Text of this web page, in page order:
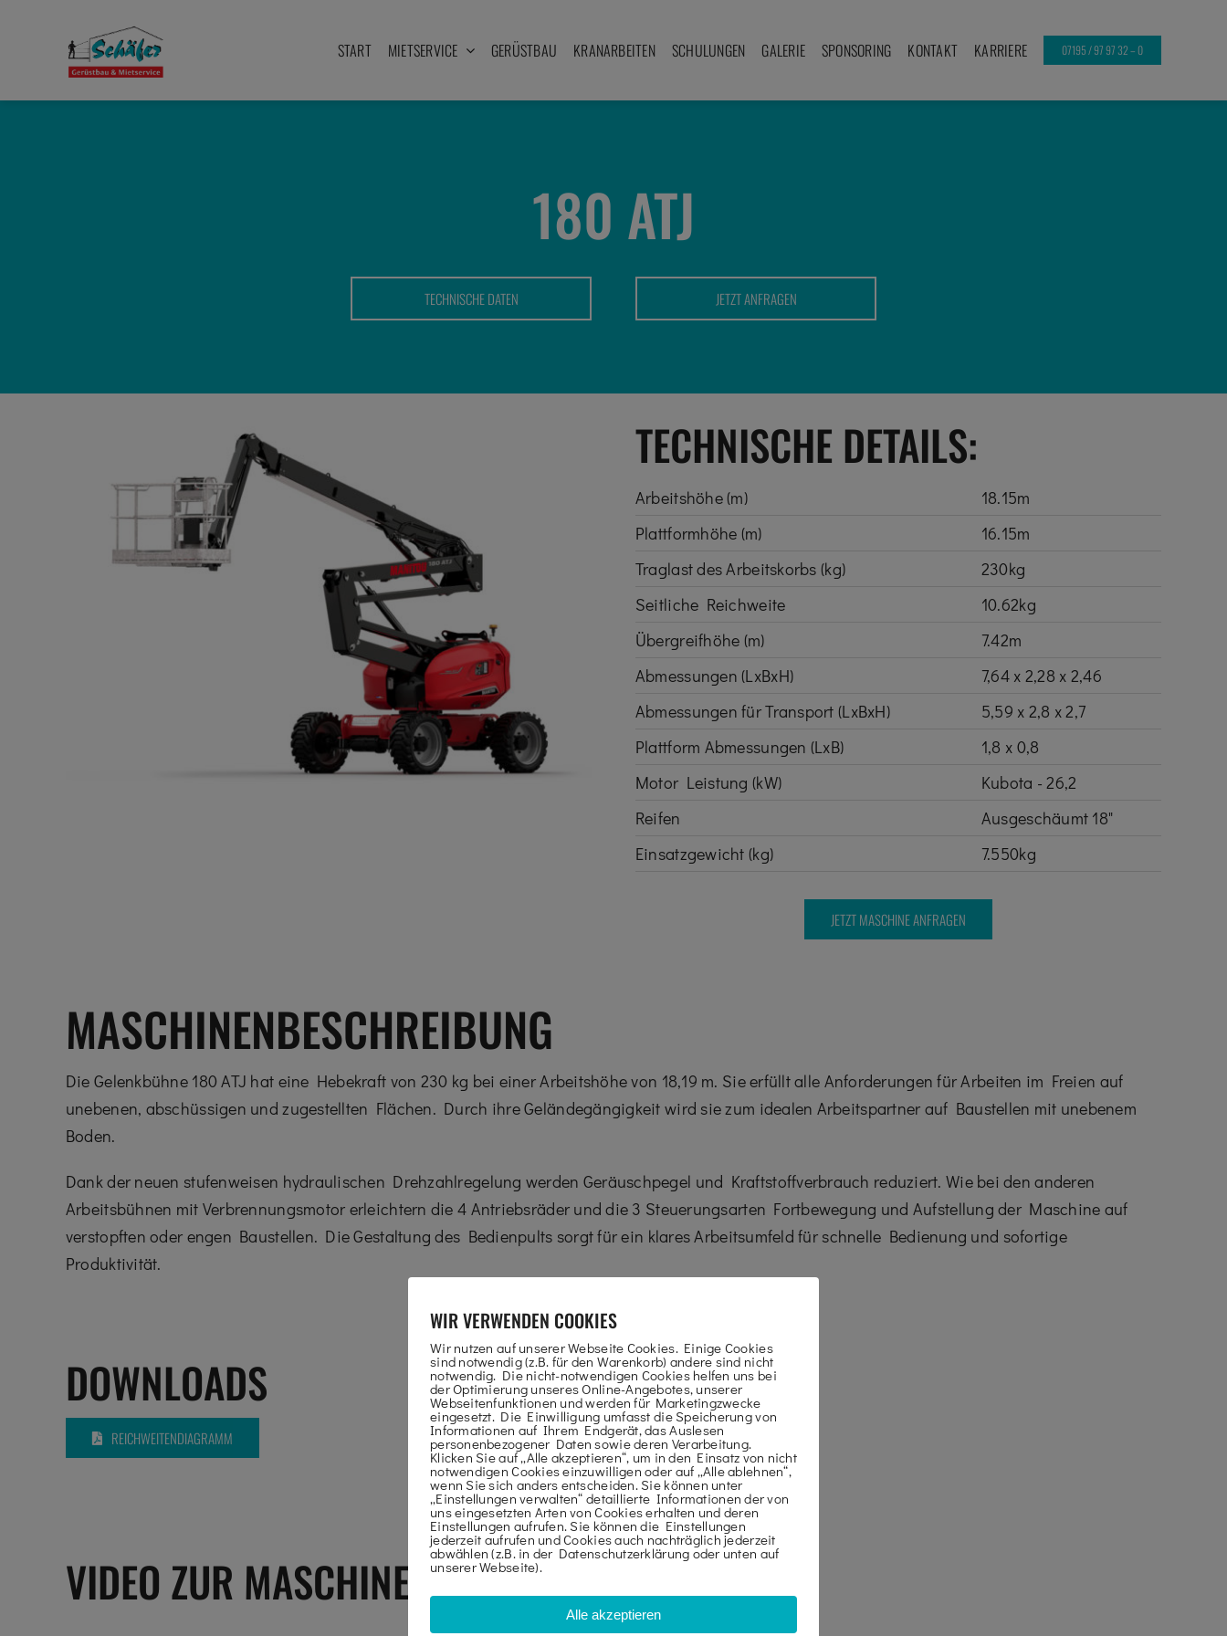
START MIETSERVICE GERÜSTBAU KRANARBEITEN SCHULUNGEN GALERIE SPONSORING KONTAKT KARRIERE 07195 / 97 97 32 – 0
180 ATJ
TECHNISCHE DATEN JETZT ANFRAGEN
TECHNISCHE DETAILS:
Arbeitshöhe (m)
18.15m
Plattformhöhe (m)
16.15m
Traglast des Arbeitskorbs (kg)
230kg
Seitliche Reichweite
10.62kg
Übergreifhöhe (m)
7.42m
Abmessungen (LxBxH)
7,64 x 2,28 x 2,46
Abmessungen für Transport (LxBxH)
5,59 x 2,8 x 2,7
Plattform Abmessungen (LxB)
1,8 x 0,8
Motor Leistung (kW)
Kubota - 26,2
Reifen
Ausgeschäumt 18"
Einsatzgewicht (kg)
7.550kg
JETZT MASCHINE ANFRAGEN
MASCHINENBESCHREIBUNG
Die Gelenkbühne 180 ATJ hat eine Hebekraft von 230 kg bei einer Arbeitshöhe von 18,19 m. Sie erfüllt alle Anforderungen für Arbeiten im Freien auf
unebenen, abschüssigen und zugestellten Flächen. Durch ihre Geländegängigkeit wird sie zum idealen Arbeitspartner auf Baustellen mit unebenem
Boden.
Dank der neuen stufenweisen hydraulischen Drehzahlregelung werden Geräuschpegel und Kraftstoffverbrauch reduziert. Wie bei den anderen
Arbeitsbühnen mit Verbrennungsmotor erleichtern die 4 Antriebsräder und die 3 Steuerungsarten Fortbewegung und Aufstellung der Maschine auf
verstopften oder engen Baustellen. Die Gestaltung des Bedienpults sorgt für ein klares Arbeitsumfeld für schnelle Bedienung und sofortige
Produktivität.
DOWNLOADS
REICHWEITENDIAGRAMM
VIDEO ZUR MASCHINE
WIR VERWENDEN COOKIES
Wir nutzen auf unserer Webseite Cookies. Einige Cookies
sind notwendig (z.B. für den Warenkorb) andere sind nicht
notwendig. Die nicht-notwendigen Cookies helfen uns bei
der Optimierung unseres Online-Angebotes, unserer
Webseitenfunktionen und werden für Marketingzwecke
eingesetzt. Die Einwilligung umfasst die Speicherung von
Informationen auf Ihrem Endgerät, das Auslesen
personenbezogener Daten sowie deren Verarbeitung.
Klicken Sie auf „Alle akzeptieren“, um in den Einsatz von nicht
notwendigen Cookies einzuwilligen oder auf „Alle ablehnen“,
wenn Sie sich anders entscheiden. Sie können unter
„Einstellungen verwalten“ detaillierte Informationen der von
uns eingesetzten Arten von Cookies erhalten und deren
Einstellungen aufrufen. Sie können die Einstellungen
jederzeit aufrufen und Cookies auch nachträglich jederzeit
abwählen (z.B. in der Datenschutzerklärung oder unten auf
unserer Webseite).
Alle akzeptieren